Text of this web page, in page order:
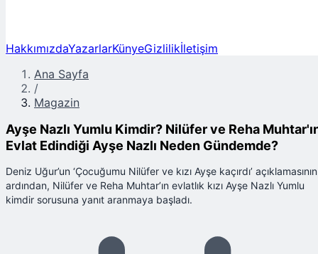
HakkımızdaYazarlarKünyeGizlilikİletişim
Ana Sayfa
/
Magazin
Ayşe Nazlı Yumlu Kimdir? Nilüfer ve Reha
Evlat Edindiği Ayşe Nazlı Neden Gündemde?
Deniz Uğur’un ‘Çocuğumu Nilüfer ve kızı Ayşe kaçırdı’ açıklamasının
ardından, Nilüfer ve Reha Muhtar’ın evlatlık kızı Ayşe Nazlı Yumlu
kimdir sorusuna yanıt aranmaya başladı.